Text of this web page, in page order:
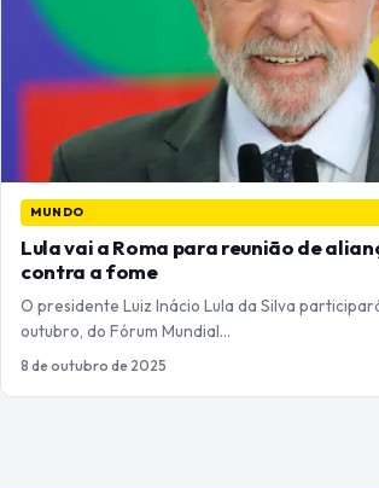
MUNDO
Lula vai a Roma para reunião de
contra a fome
O presidente Luiz Inácio Lula da Silva
outubro, do Fórum Mundial…
8 de outubro de 2025